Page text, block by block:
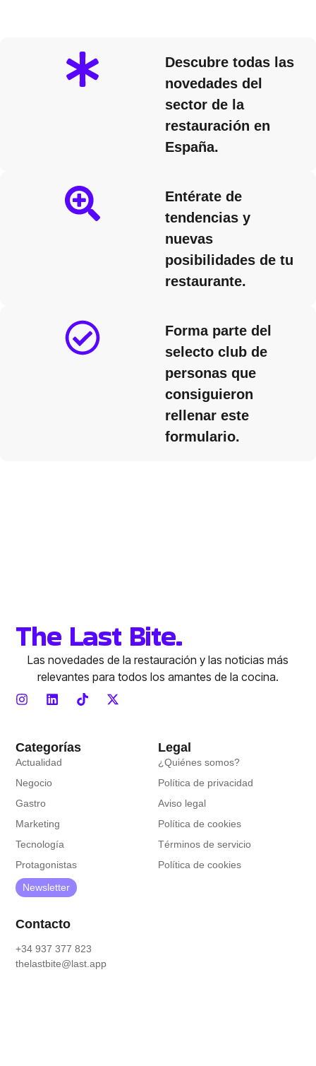
Descubre todas las
novedades del
sector de la
restauración en
España.
Entérate de
tendencias y
nuevas
posibilidades de tu
restaurante.
Forma parte del
selecto club de
personas que
consiguieron
rellenar este
formulario.
The Last Bite.
Las novedades de la restauración y las noticias más
relevantes para todos los amantes de la cocina.
Categorías
Actualidad
Negocio
Gastro
Marketing
Tecnología
Protagonistas
Newsletter
Legal
¿Quiénes somos?
Política de privacidad
Aviso legal
Política de cookies
Términos de servicio
Política de cookies
Contacto
+34 937 377 823
thelastbite@last.app